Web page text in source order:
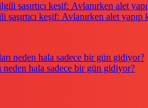
keşif: Avlanırken alet yapıp
neden hala sadece bir gün gidiyor?